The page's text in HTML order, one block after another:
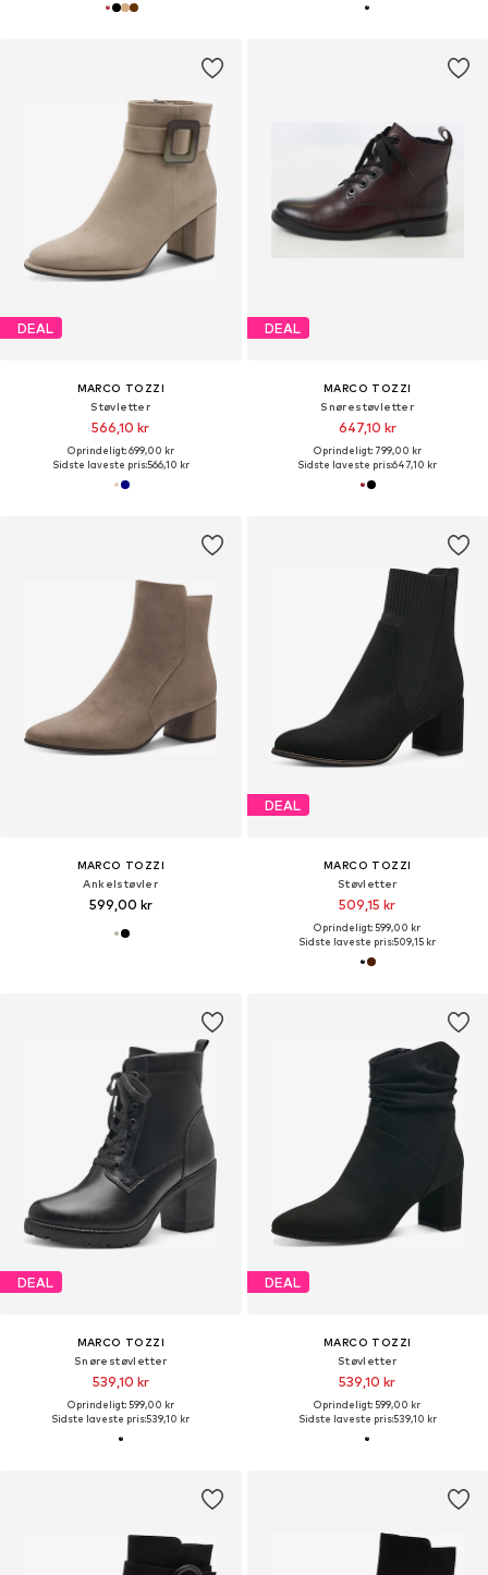
DEAL
MARCO TOZZI
Støvletter
566,10 kr
Oprindeligt: 699,00 kr
Sidste laveste pris:566,10 kr
DEAL
MARCO TOZZI
Snørestøvletter
647,10 kr
Oprindeligt: 799,00 kr
Sidste laveste pris:647,10 kr
MARCO TOZZI
Ankelstøvler
599,00 kr
DEAL
MARCO TOZZI
Støvletter
509,15 kr
Oprindeligt: 599,00 kr
Sidste laveste pris:509,15 kr
DEAL
MARCO TOZZI
Snørestøvletter
539,10 kr
Oprindeligt: 599,00 kr
Sidste laveste pris:539,10 kr
DEAL
MARCO TOZZI
Støvletter
539,10 kr
Oprindeligt: 599,00 kr
Sidste laveste pris:539,10 kr